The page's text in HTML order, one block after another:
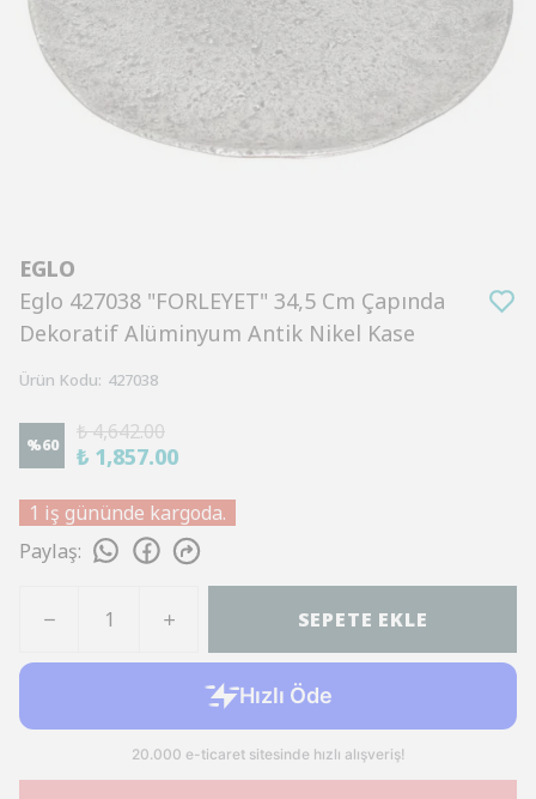
EGLO
Eglo 427038 "FORLEYET" 34,5 Cm Çapında
Dekoratif Alüminyum Antik Nikel Kase
Ürün Kodu: 427038
%60
₺ 4,642.00
₺ 1,857.00
1 iş gününde kargoda.
Paylaş:
SEPETE EKLE